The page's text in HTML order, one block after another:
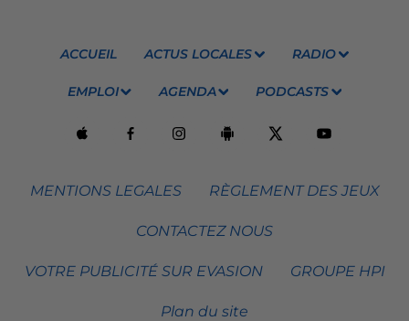
ACCUEIL ACTUS LOCALES RADIO
EMPLOI AGENDA PODCASTS
MENTIONS LEGALES RÈGLEMENT DES JEUX
CONTACTEZ NOUS
VOTRE PUBLICITÉ SUR EVASION GROUPE HPI
Plan du site